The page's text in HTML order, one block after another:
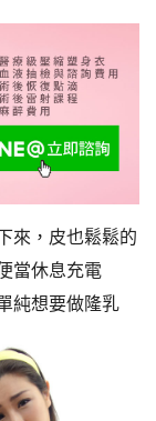
來，皮也鬆鬆的
當休息充電
純想要做隆乳